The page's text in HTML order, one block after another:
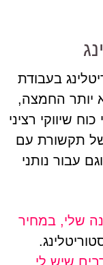
בעבודת
יותר החמצה,
שיווקי רציני
תקשורת עם
עבור נותני
שלי, במחיר
שיש לי